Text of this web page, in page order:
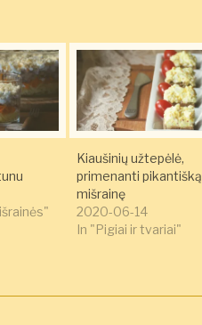
Kiaušinių užtepėlė,
primenanti pikantišką
mišrainę
2020-06-14
In "Pigiai ir tvariai"